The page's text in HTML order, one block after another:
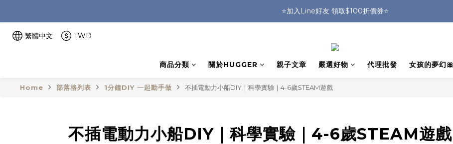
🎒HUGGER實體門市~實背才知道🎒
⭐️加入Line好友 領取$100折價券⭐️
繁體中文 TWD
商品分類 關於HUGGER 親子文章 嚴選好物 代理批發 女孩的夢幻🎀
Home 部落格列表 1分鐘DIY 一起動手做 不插電動力小船DIY｜科學實驗｜4-6歲STEAM遊戲
不插電動力小船DIY｜科學實驗｜4-6歲STEAM遊戲